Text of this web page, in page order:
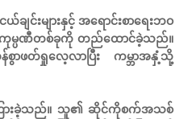
းများနှင့် အရောင်းစာရေးဘဝ
မ္ပဏီတစ်ခုကို တည်ထောင်ခဲ့သည်။
ာဖတ်ရှုလေ့လာပြီး ကမ္ဘာအနှံ့သို့
ြားခဲ့သည်။ သူ၏ ဆိုင်ကိုစက်အသစ်